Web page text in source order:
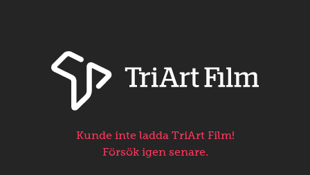
Kunde inte ladda TriArt Film!
Försök igen senare.